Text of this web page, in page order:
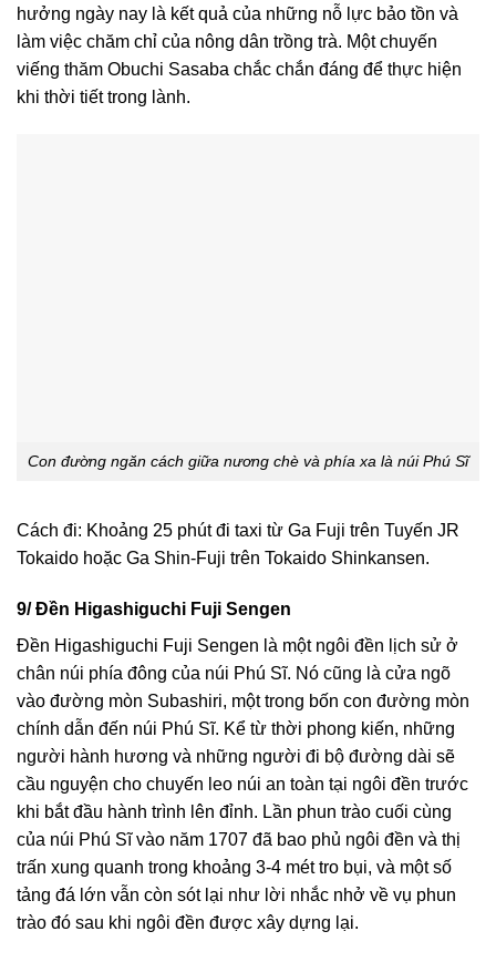
hưởng ngày nay là kết quả của những nỗ lực bảo tồn và
làm việc chăm chỉ của nông dân trồng trà. Một chuyến
viếng thăm Obuchi Sasaba chắc chắn đáng để thực hiện
khi thời tiết trong lành.
Con đường ngăn cách giữa nương chè và phía xa là núi Phú Sĩ
Cách đi: Khoảng 25 phút đi taxi từ Ga Fuji trên Tuyến JR
Tokaido hoặc Ga Shin-Fuji trên Tokaido Shinkansen.
9/ Đền Higashiguchi Fuji Sengen
Đền Higashiguchi Fuji Sengen là một ngôi đền lịch sử ở
chân núi phía đông của núi Phú Sĩ. Nó cũng là cửa ngõ
vào đường mòn Subashiri, một trong bốn con đường mòn
chính dẫn đến núi Phú Sĩ. Kể từ thời phong kiến, những
người hành hương và những người đi bộ đường dài sẽ
cầu nguyện cho chuyến leo núi an toàn tại ngôi đền trước
khi bắt đầu hành trình lên đỉnh. Lần phun trào cuối cùng
của núi Phú Sĩ vào năm 1707 đã bao phủ ngôi đền và thị
trấn xung quanh trong khoảng 3-4 mét tro bụi, và một số
tảng đá lớn vẫn còn sót lại như lời nhắc nhở về vụ phun
trào đó sau khi ngôi đền được xây dựng lại.